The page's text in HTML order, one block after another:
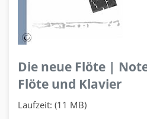
Die neue Flöte |
Flöte und Klavier
Laufzeit: (11 MB)